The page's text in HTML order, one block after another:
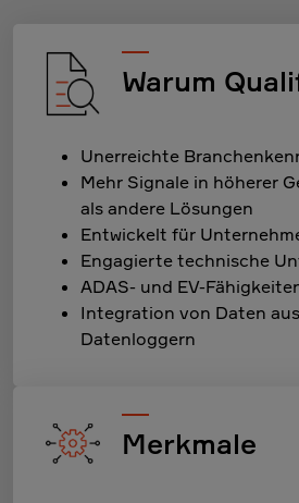
Warum
Unerreichte
Mehr Signale in höherer
als andere Lösungen
Entwickelt für
Engagierte technische
ADAS- und EV-
Integration von Daten
Datenloggern
Merkmale